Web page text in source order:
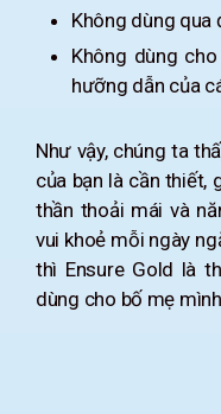
Không dùng
Không dùng
hưỡng dẫn của
Như vậy, chúng ta
của bạn là cần thiết,
thần thoải mái và
vui khoẻ mỗi ngày
thì Ensure Gold là
dùng cho bố mẹ